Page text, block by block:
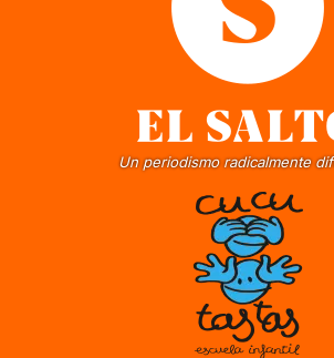
Un periodismo radicalmente